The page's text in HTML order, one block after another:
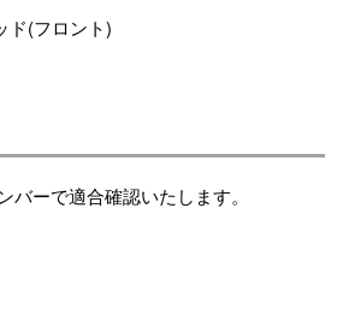
ド(フロント)
バーで適合確認いたします。